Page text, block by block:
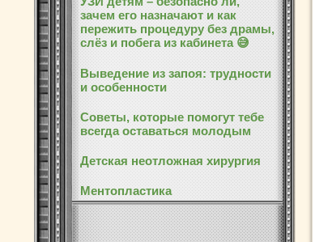
зачем его назначают и как
пережить процедуру без драмы,
слёз и побега из кабинета 😅
Выведение из запоя: трудности
и особенности
Советы, которые помогут тебе
всегда оставаться молодым
Детская неотложная хирургия
Ментопластика